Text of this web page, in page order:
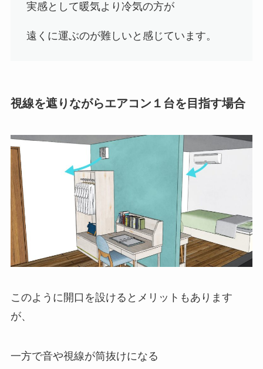
実感として暖気より冷気の方が
遠くに運ぶのが難しい と感じています。
視線を遮りながらエアコン１台を目指す場合
このように開口を設けるとメリットもあります
が、
一方で音や視線が筒抜けになる